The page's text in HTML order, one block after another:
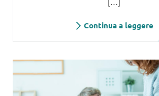
Continua a leggere